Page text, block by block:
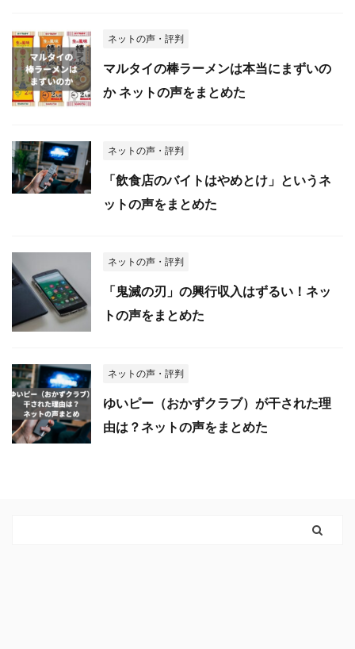
ネットの声・評判
マルタイの棒ラーメンは本当にまずいの
か ネットの声をまとめた
ネットの声・評判
「飲食店のバイトはやめとけ」というネ
ットの声をまとめた
ネットの声・評判
「鬼滅の刃」の興行収入はずるい！ネッ
トの声をまとめた
ネットの声・評判
ゆいピー（おかずクラブ）が干された理
由は？ネットの声をまとめた